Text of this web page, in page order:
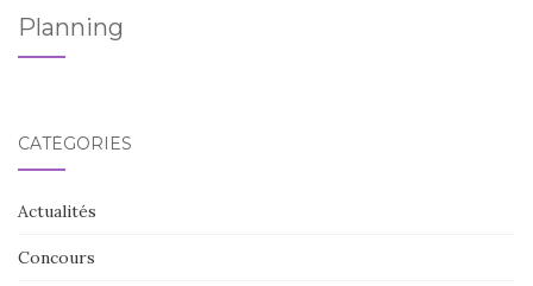
Planning
CATÉGORIES
Actualités
Concours